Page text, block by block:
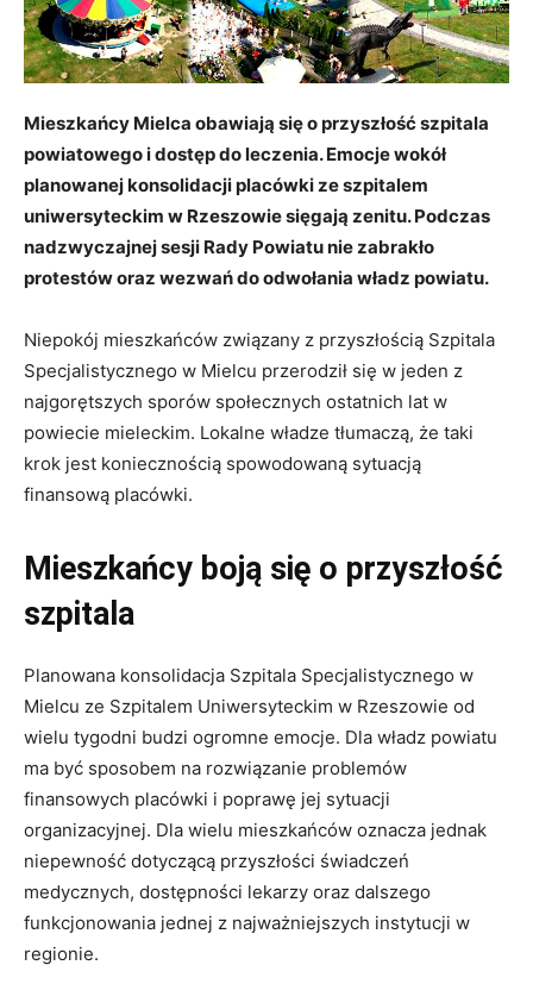
Mieszkańcy Mielca obawiają się o przyszłość szpitala
powiatowego i dostęp do leczenia. Emocje wokół
planowanej konsolidacji placówki ze szpitalem
uniwersyteckim w Rzeszowie sięgają zenitu. Podczas
nadzwyczajnej sesji Rady Powiatu nie zabrakło
protestów oraz wezwań do odwołania władz powiatu.
Niepokój mieszkańców związany z przyszłością Szpitala
Specjalistycznego w Mielcu przerodził się w jeden z
najgorętszych sporów społecznych ostatnich lat w
powiecie mieleckim. Lokalne władze tłumaczą, że taki
krok jest koniecznością spowodowaną sytuacją
finansową placówki.
Mieszkańcy boją się o przyszłość
szpitala
Planowana konsolidacja Szpitala Specjalistycznego w
Mielcu ze Szpitalem Uniwersyteckim w Rzeszowie od
wielu tygodni budzi ogromne emocje. Dla władz powiatu
ma być sposobem na rozwiązanie problemów
finansowych placówki i poprawę jej sytuacji
organizacyjnej. Dla wielu mieszkańców oznacza jednak
niepewność dotyczącą przyszłości świadczeń
medycznych, dostępności lekarzy oraz dalszego
funkcjonowania jednej z najważniejszych instytucji w
regionie.